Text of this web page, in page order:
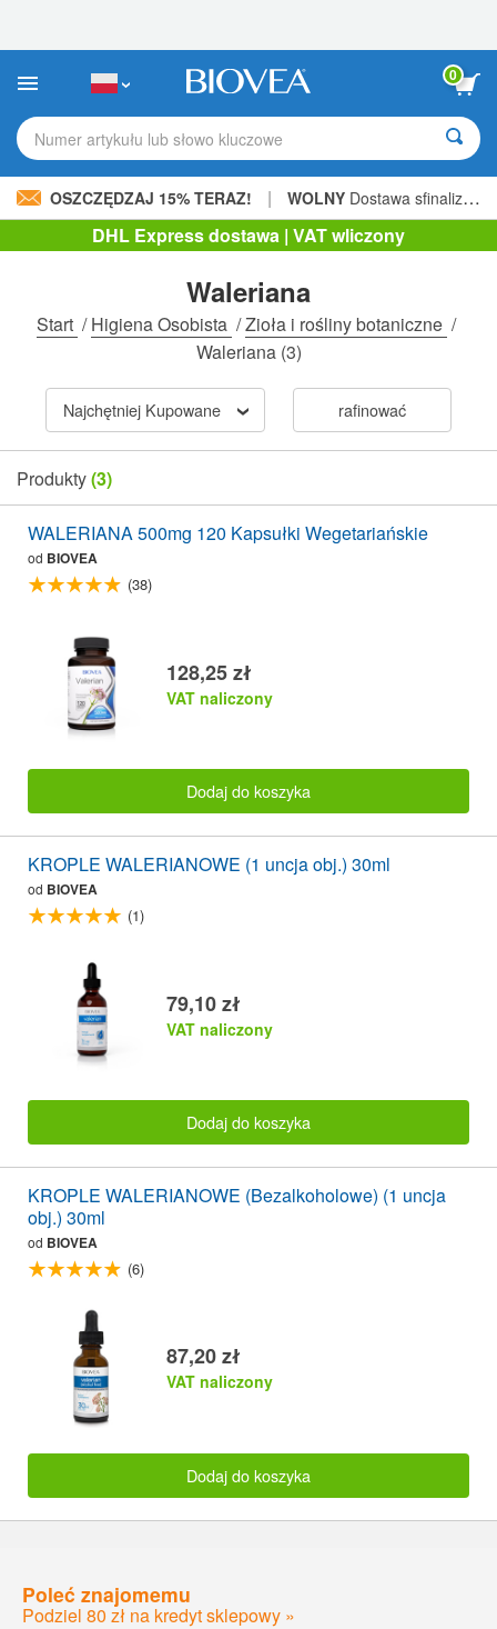
strona
internetowa
zawiera
ułatwień
dostępu.
0
Numer artykułu lub słowo kluczowe
OSZCZĘDZAJ 15% TERAZ! | WOLNY Dostawa sfinalizowana 206,00 zł »
DHL Express dostawa | VAT wliczony
Waleriana
Start /Higiena Osobista /Zioła i rośliny botaniczne /
Waleriana(3)
Najchętniej Kupowane rafinować
Produkty(3)
WALERIANA 500mg 120 Kapsułki Wegetariańskie
od BIOVEA
(38)
128,25 zł
VAT naliczony
Dodaj do koszyka
KROPLE WALERIANOWE (1 uncja obj.) 30ml
od BIOVEA
(1)
79,10 zł
VAT naliczony
Dodaj do koszyka
KROPLE WALERIANOWE (Bezalkoholowe) (1 uncja
obj.) 30ml
od BIOVEA
(6)
87,20 zł
VAT naliczony
Dodaj do koszyka
Poleć znajomemu
Podziel 80 zł na kredyt sklepowy »